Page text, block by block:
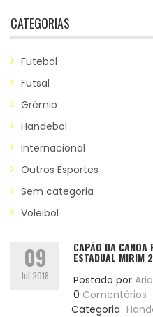
CATEGORIAS
Futebol
Futsal
Grêmio
Handebol
Internacional
Outros Esportes
Sem categoria
Voleibol
09
Jul 2018
CAPÃO DA CANOA
ESTADUAL MIRIM
Postado por
0 Comentários
Categoria